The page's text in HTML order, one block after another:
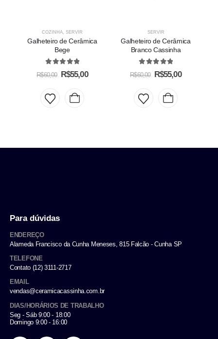
COZINHA, SERVIR
Galheteiro de Cerâmica
Bege
out of 5
R$60,00 R$55,00
SERVIR
Galheteiro de Cerâmica
Branco Cassinha
out of 5
R$60,00 R$55,00
Para dúvidas
ENDEREÇO
Alameda Francisco da Cunha Meneses, 815 Falcão - Cunha SP
TELEFONE
Contato (12) 3111-2717
EMAIL
vendas@ceramicacassinha.com.br
DIAS/HORÁRIOS DE TRABALHO
Seg - Sáb 9:00 - 18:00
Domingo 9:00 - 16:00